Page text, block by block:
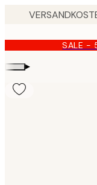
content.
SALE -
▸